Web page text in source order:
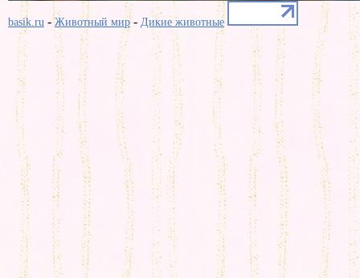
basik.ru -Животный мир- Дикие животные